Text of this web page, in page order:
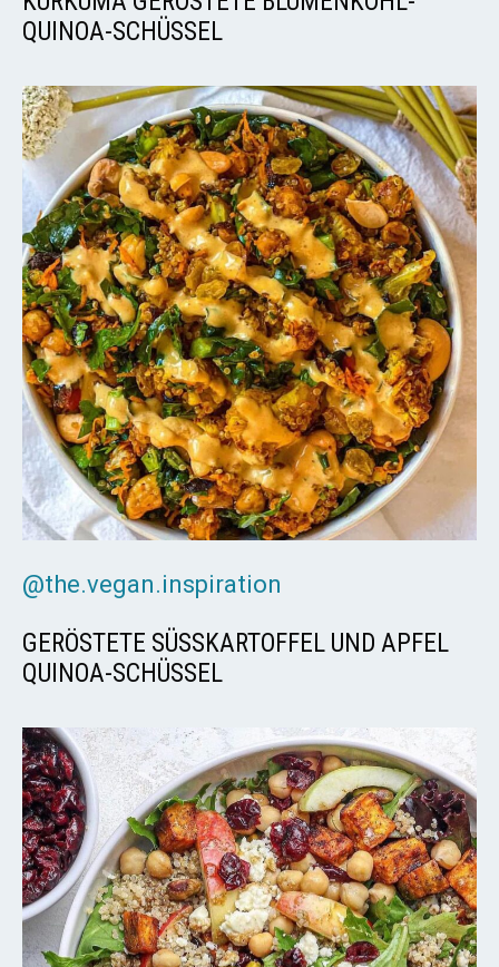
QUINOA-SCHÜSSEL
@the.vegan.inspiration
GERÖSTETE SÜSSKARTOFFEL UND APFEL Q
UINOA-SCHÜSSEL